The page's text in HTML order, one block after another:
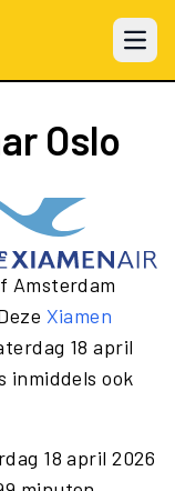
Open
Oslo
Amsterdam
Xiamen
18 april
inmiddels ook
18 april 2026